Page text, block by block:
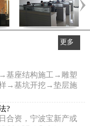
更多
基座结构施工→雕塑
→基坑开挖→垫层施
?
合资，宁波宝新产或